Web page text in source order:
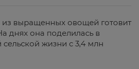
из выращенных овощей готовит
днях она поделилась в
сельской жизни с 3,4 млн